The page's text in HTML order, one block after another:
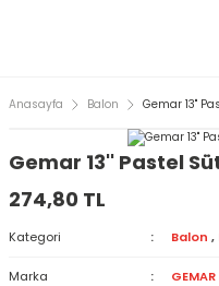
Anasayfa Balon Gemar 13''
Gemar 13'' Pastel
274,80 TL
Kategori Balon ,
Marka GEMAR